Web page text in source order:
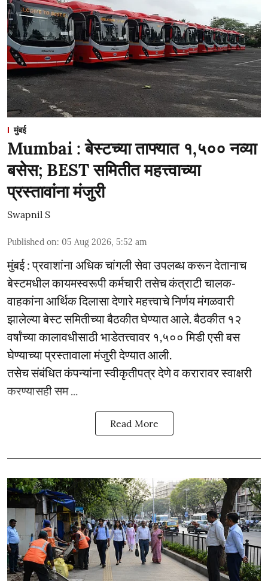
मुंबई
Mumbai : बेस्टच्या ताफ्यात १,५०० नव्या
बसेस; BEST समितीत महत्त्वाच्या
प्रस्तावांना मंजुरी
Swapnil S
Published on: 05 Aug 2026, 5:52 am
मुंबई : प्रवाशांना अधिक चांगली सेवा उपलब्ध करून देतानाच
बेस्टमधील कायमस्वरूपी कर्मचारी तसेच कंत्राटी चालक-
वाहकांना आर्थिक दिलासा देणारे महत्त्वाचे निर्णय मंगळवारी
झालेल्या बेस्ट समितीच्या बैठकीत घेण्यात आले. बैठकीत १२
वर्षांच्या कालावधीसाठी भाडेतत्त्वावर १,५०० मिडी एसी बस
घेण्याच्या प्रस्तावाला मंजुरी देण्यात आली.
तसेच संबंधित कंपन्यांना स्वीकृतीपत्र देणे व करारावर स्वाक्षरी
करण्यासही सम ...
Read More